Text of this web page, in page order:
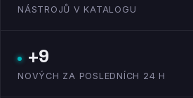
NÁSTROJŮ V KATALOGU
+9
NOVÝCH ZA POSLEDNÍCH 24 H